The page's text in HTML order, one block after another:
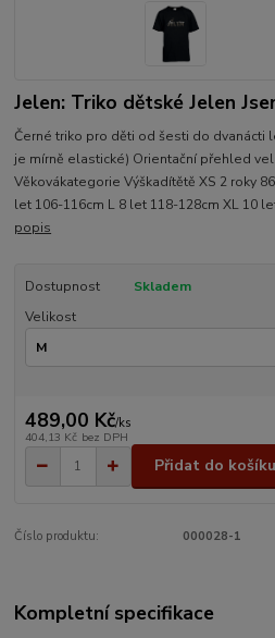
Jelen: Triko dětské Jelen
Černé triko pro děti od šesti do dvanácti
je mírně elastické) Orientační přehled
Věkovákategorie Výškadítětě XS 2 roky
let 106-116cm L 8 let 118-128cm XL 10
popis
Dostupnost
Skladem
Velikost
489,00 Kč/ks
404,13 Kč bez DPH
Přidat do košíku
Číslo produktu: 000028-1
Kompletní specifikace